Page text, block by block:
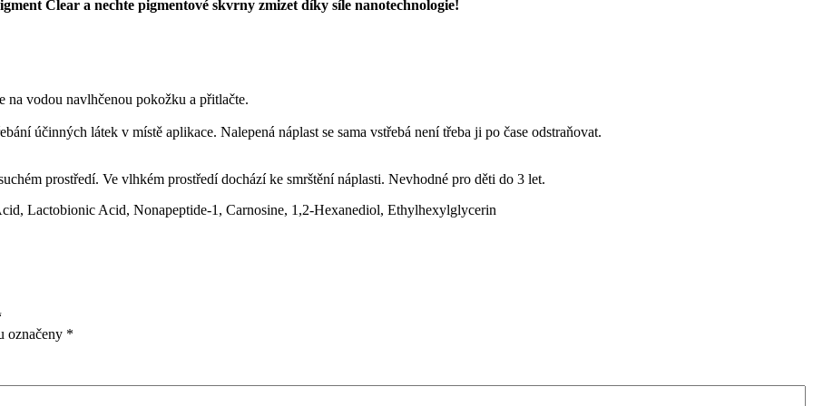
Clear a nechte pigmentové skvrny zmizet díky síle nanotechnologie!
na vodou navlhčenou pokožku a přitlačte.
účinných látek v místě aplikace. Nalepená náplast se sama vstřebá není třeba ji po čase odstraňovat.
prostředí. Ve vlhkém prostředí dochází ke smrštění náplasti. Nevhodné pro děti do 3 let.
Lactobionic Acid, Nonapeptide-1, Carnosine, 1,2-Hexanediol, Ethylhexylglycerin
označeny *